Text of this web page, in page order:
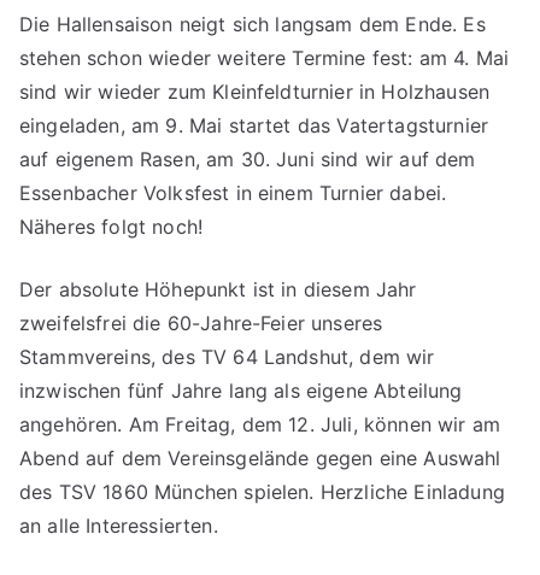
Die Hallensaison neigt sich langsam dem Ende. Es
stehen schon wieder weitere Termine fest: am 4. Mai
sind wir wieder zum Kleinfeldturnier in Holzhausen
eingeladen, am 9. Mai startet das Vatertagsturnier
auf eigenem Rasen, am 30. Juni sind wir auf dem
Essenbacher Volksfest in einem Turnier dabei.
Näheres folgt noch!
Der absolute Höhepunkt ist in diesem Jahr
zweifelsfrei die 60-Jahre-Feier unseres
Stammvereins, des TV 64 Landshut, dem wir
inzwischen fünf Jahre lang als eigene Abteilung
angehören. Am Freitag, dem 12. Juli, können wir am
Abend auf dem Vereinsgelände gegen eine Auswahl
des TSV 1860 München spielen. Herzliche Einladung
an alle Interessierten.